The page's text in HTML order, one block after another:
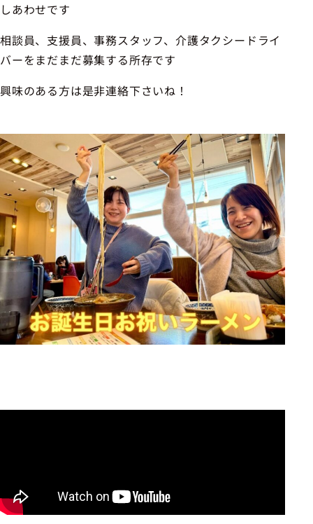
しあわせです
相談員、支援員、事務スタッフ、介護タクシードライ
バーをまだまだ募集する所存です
興味のある方は是非連絡下さいね！